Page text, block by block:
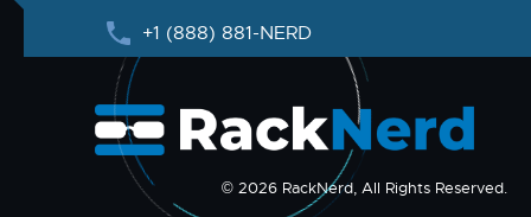
+1 (888) 881-NERD
© 2026 RackNerd, All Rights Reserved.